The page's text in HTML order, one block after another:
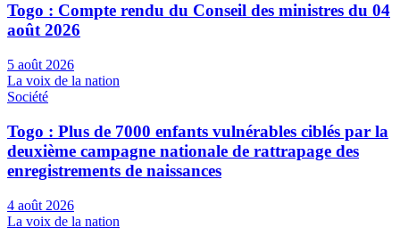
Togo : Compte rendu du Conseil des ministres du 04
août 2026
5 août 2026
La voix de la nation
Société
Togo : Plus de 7000 enfants vulnérables ciblés par la
deuxième campagne nationale de rattrapage des
enregistrements de naissances
4 août 2026
La voix de la nation